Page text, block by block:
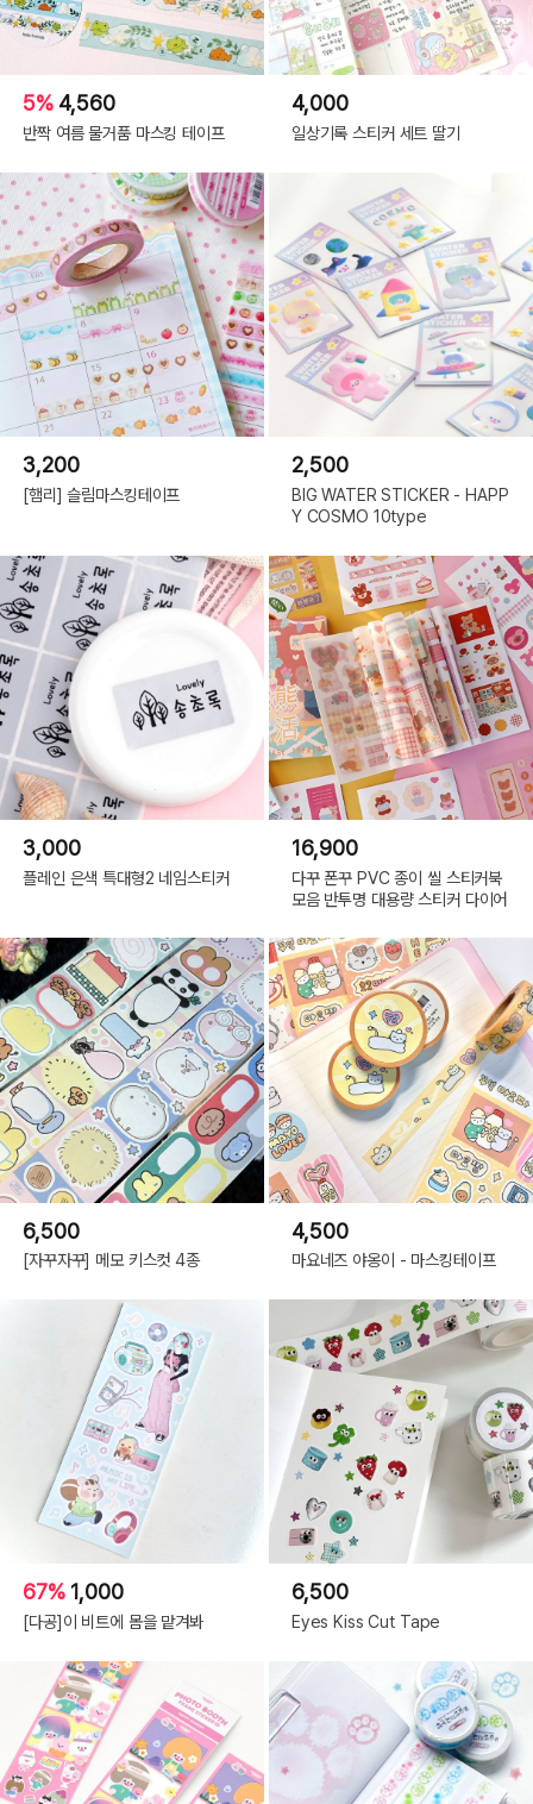
5% 4,560
반짝 여름 물거품 마스킹 테이프
4,000
일상기록 스티커 세트 딸기
3,200
[햄리] 슬림마스킹테이프
2,500
BIG WATER STICKER - HAPP
Y COSMO 10type
3,000
플레인 은색 특대형2 네임스티커
16,900
다꾸 폰꾸 PVC 종이 씰 스티커북
모음 반투명 대용량 스티커 다이어
6,500
[자꾸자꾸] 메모 키스컷 4종
4,500
마요네즈 야옹이 - 마스킹테이프
67% 1,000
[다공]이 비트에 몸을 맡겨봐
6,500
Eyes Kiss Cut Tape